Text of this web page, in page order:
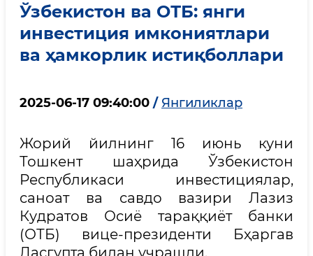
Ўзбекистон ва ОТБ: янги
инвестиция имкониятлари
ва ҳамкорлик истиқболлари
2025-06-17 09:40:00 / Янгиликлар
Жорий йилнинг 16 июнь куни
Тошкент шаҳрида Ўзбекистон
Республикаси инвестициялар,
саноат ва савдо вазири Лазиз
Кудратов Осиё тараққиёт банки
(ОТБ) вице-президенти Бҳаргав
Дасгупта билан учрашди.